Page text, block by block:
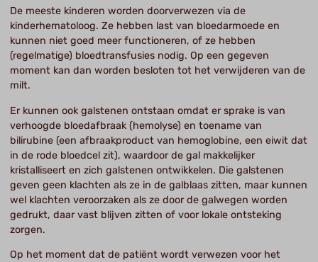
De meeste kinderen worden doorverwezen via de
kinderhematoloog. Ze hebben last van bloedarmoede en
kunnen niet goed meer functioneren, of ze hebben
(regelmatige) bloedtransfusies nodig. Op een gegeven
moment kan dan worden besloten tot het verwijderen van de
milt.
Er kunnen ook galstenen ontstaan omdat er sprake is van
verhoogde bloedafbraak (hemolyse) en toename van
bilirubine (een afbraakproduct van hemoglobine, een eiwit dat
in de rode bloedcel zit), waardoor de gal makkelijker
kristalliseert en zich galstenen ontwikkelen. Die galstenen
geven geen klachten als ze in de galblaas zitten, maar kunnen
wel klachten veroorzaken als ze door de galwegen worden
gedrukt, daar vast blijven zitten of voor lokale ontsteking
zorgen.
Op het moment dat de patiënt wordt verwezen voor het